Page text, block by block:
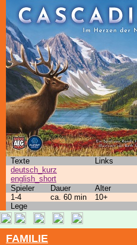
Texte Links
deutsch_kurz
english_short
Spieler
Dauer Alter
1-4
ca. 60 min 10+
Lege
FAMILIE